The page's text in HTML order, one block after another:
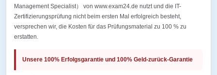
Management Specialist） von www.exam24.de nutzt und die IT-
Zertifizierungsprüfung nicht beim ersten Mal erfolgreich besteht,
versprechen wir, die Kosten für das Prüfungsmaterial zu 100 % zu
erstatten.
Unsere 100% Erfolgsgarantie und 100% Geld-zurück-Garantie